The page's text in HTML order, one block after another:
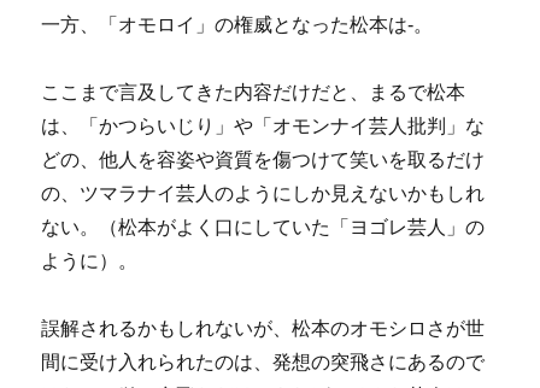
一方、「オモロイ」の権威となった松本は-。
ここまで言及してきた内容だけだと、まるで松本
は、「かつらいじり」や「オモンナイ芸人批判」な
どの、他人を容姿や資質を傷つけて笑いを取るだけ
の、ツマラナイ芸人のようにしか見えないかもしれ
ない。（松本がよく口にしていた「ヨゴレ芸人」の
ように）。
誤解されるかもしれないが、松本のオモシロさが世
間に受け入れられたのは、発想の突飛さにあるので